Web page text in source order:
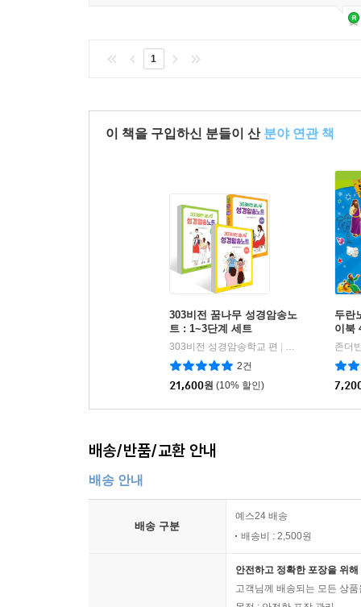
1
이 책을 구입하신 분들이 산 분야 연관 책
303비전 꿈나무 성경암송노
트 : 1~3단계 세트
303비전 성경암송학교 편
규장
2건
21,600원 (10% 할인)
두란
이북
존더
배송/반품/교환 안내
배송 안내
배송 구분
예스24 배송
배송비 : 2,500원
안전하고 정확한 포장을 위
고객님께 배송되는 모든 상